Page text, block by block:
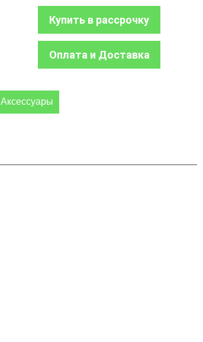
Купить в рассрочку
Оплата и Доставка
Аксессуары